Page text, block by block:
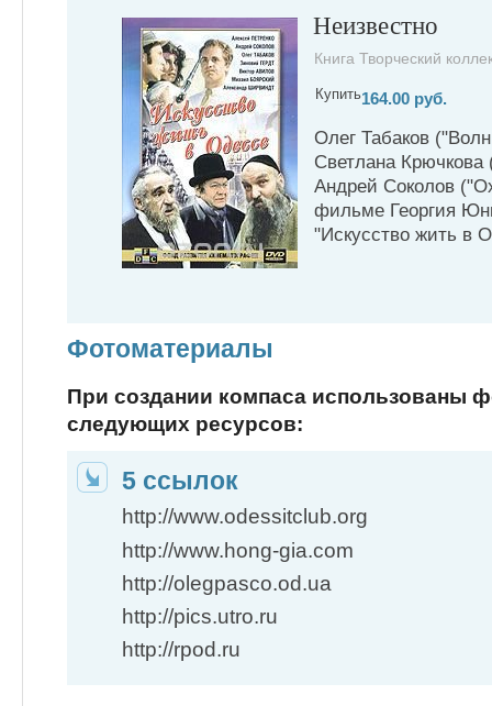
Неизвестно
Книга Творческий
Купить164.00 руб.
Олег Табаков
Светлана
Андрей Соколов
фильме Георгия
"Искусство жить в
Фотоматериалы
При создании компаса использованы
следующих ресурсов:
5 ссылок
http://www.odessitclub.org
http://www.hong-gia.com
http://olegpasco.od.ua
http://pics.utro.ru
http://rpod.ru